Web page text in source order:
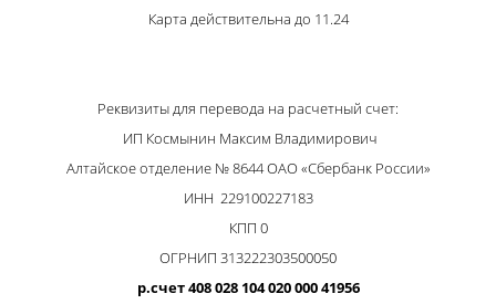
Карта действительна до 11.24
Реквизиты для перевода на расчетный счет:
ИП Космынин Максим Владимирович
Алтайское отделение № 8644 ОАО «Сбербанк России»
ИНН 229100227183
КПП 0
ОГРНИП 313222303500050
р.счет 408 028 104 020 000 41956